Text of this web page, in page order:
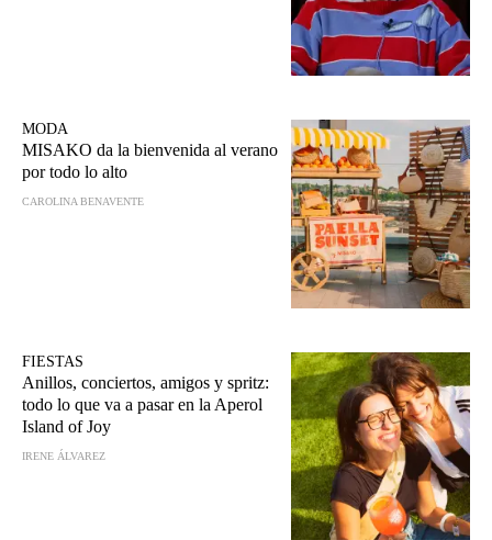
MODA
MISAKO da la bienvenida al verano
por todo lo alto
CAROLINA BENAVENTE
FIESTAS
Anillos, conciertos, amigos y spritz:
todo lo que va a pasar en la Aperol
Island of Joy
IRENE ÁLVAREZ